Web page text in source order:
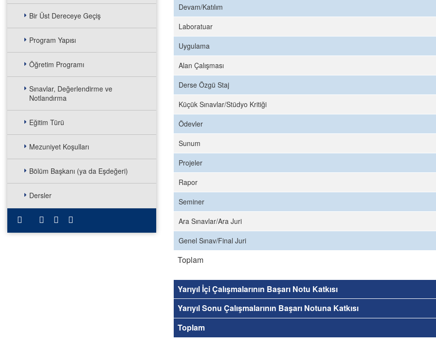
Bir Üst Dereceye Geçiş
Program Yapısı
Öğretim Programı
Sınavlar, Değerlendirme ve
Notlandırma
Eğitim Türü
Mezuniyet Koşulları
Bölüm Başkanı (ya da Eşdeğeri)
Dersler
Devam/Katılım
Laboratuar
Uygulama
Alan Çalışması
Derse Özgü Staj
Küçük Sınavlar/Stüdyo Kritiği
Ödevler
Sunum
Projeler
Rapor
Seminer
Ara Sınavlar/Ara Juri
Genel Sınav/Final Juri
Toplam
Yarıyıl İçi Çalışmalarının Başarı Notu Katkısı
Yarıyıl Sonu Çalışmalarının Başarı Notuna Katkısı
Toplam